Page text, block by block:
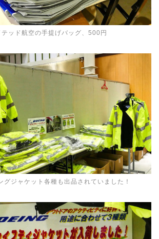
テッド航空の手提げバッグ、500円
グジャケット各種も出品されていました！